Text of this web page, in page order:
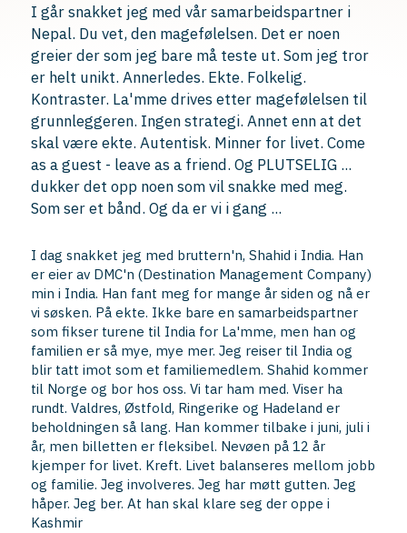
I går snakket jeg med vår samarbeidspartner i
Nepal. Du vet, den magefølelsen. Det er noen
greier der som jeg bare må teste ut. Som jeg tror
er helt unikt. Annerledes. Ekte. Folkelig.
Kontraster. La'mme drives etter magefølelsen til
grunnleggeren. Ingen strategi. Annet enn at det
skal være ekte. Autentisk. Minner for livet. Come
as a guest - leave as a friend. Og PLUTSELIG ...
dukker det opp noen som vil snakke med meg.
Som ser et bånd. Og da er vi i gang ...
I dag snakket jeg med bruttern'n, Shahid i India. Han
er eier av DMC'n (Destination Management Company)
min i India. Han fant meg for mange år siden og nå er
vi søsken. På ekte. Ikke bare en samarbeidspartner
som fikser turene til India for La'mme, men han og
familien er så mye, mye mer. Jeg reiser til India og
blir tatt imot som et familiemedlem. Shahid kommer
til Norge og bor hos oss. Vi tar ham med. Viser ha
rundt. Valdres, Østfold, Ringerike og Hadeland er
beholdningen så lang. Han kommer tilbake i juni, juli i
år, men billetten er fleksibel. Nevøen på 12 år
kjemper for livet. Kreft. Livet balanseres mellom jobb
og familie. Jeg involveres. Jeg har møtt gutten. Jeg
håper. Jeg ber. At han skal klare seg der oppe i
Kashmir